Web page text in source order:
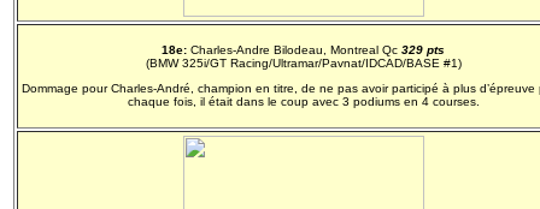
18e: Charles-Andre Bilodeau, Montreal Qc 329 pts
(BMW 325i/GT Racing/Ultramar/Pavnat/IDCAD/BASE #1)
Dommage pour Charles-André, champion en titre, de ne pas avoir participé à plus d’épreuve
chaque fois, il était dans le coup avec 3 podiums en 4 courses.